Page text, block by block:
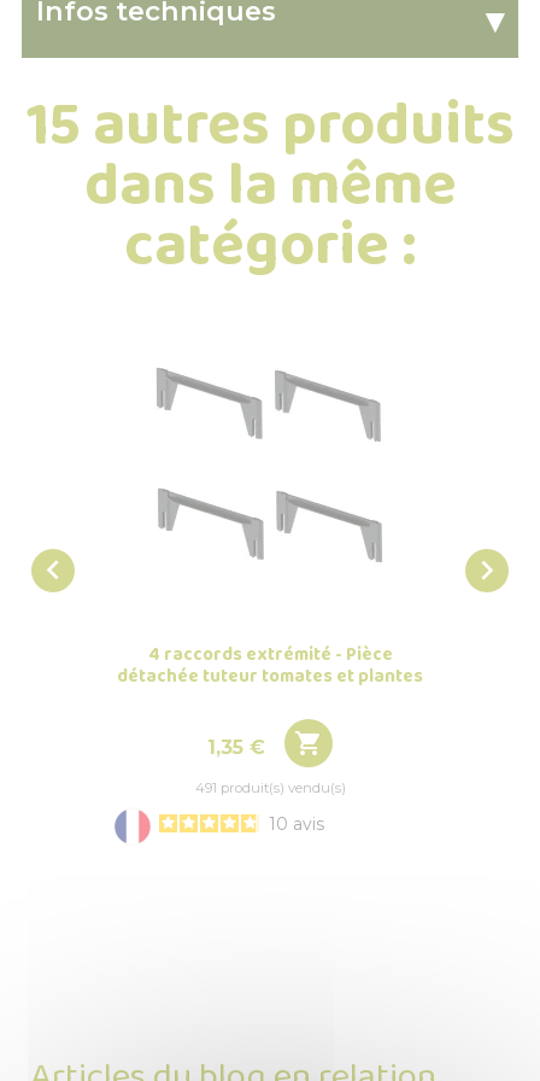
Infos techniques ▾
15 autres produits
dans la même
catégorie :

4 raccords extrémité - Pièce
détachée tuteur tomates et plantes
Prix
1,35 € 
491 produit(s) vendu(s)
10 avis
